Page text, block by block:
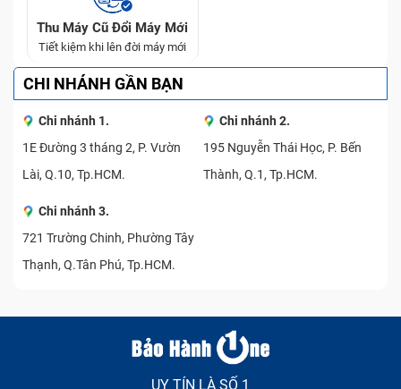
chăng. Tại đây, mọi sự cố hư hỏng trên điện thoại điều
sẽ được đội ngũ kĩ thuật viên giàu kinh nghiệm hỗ trợ
khắc phục nhanh chóng.
Sau đây là thông tin chi tiết những dịch vụ sửa điện
1. Sửa điện thoại iPhone
người quan tâm. Bởi đây là dòng máy có cấu trúc phức
tạp và yêu cầu kỹ thuật phải có tay nghề cao. Khi iPhone
rơi vỡ màn hình hay lỗi phần mềm, việc đem máy đến
Với đội ngũ kỹ thuật giàu kinh nghiệm được đào tạo bài
bản, chuyên sâu trong lĩnh vực sửa chữa. Bảo Hành One
cam kết mang đến quy trình sửa chữa nhanh chóng, an
Thu Máy Cũ Đổi Máy Mới
Tiết kiệm khi lên đời máy mới
CHI NHÁNH GẦN BẠN
Chi nhánh 1.
1E Đường 3 tháng 2, P. Vườn
Lài, Q.10, Tp.HCM.
Chi nhánh 2.
195 Nguyễn Thái Học, P. Bến
Thành, Q.1, Tp.HCM.
Chi nhánh 3.
721 Trường Chinh, Phường Tây
Thạnh, Q.Tân Phú, Tp.HCM.
UY TÍN LÀ SỐ 1